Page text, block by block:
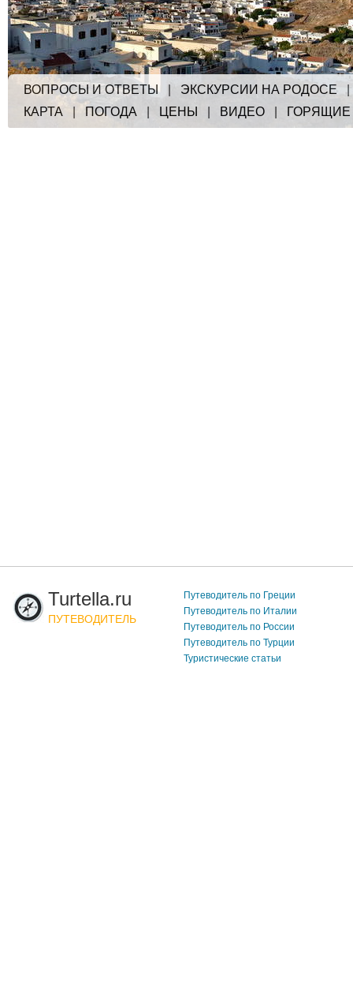
ВОПРОСЫ И ОТВЕТЫ| ЭКСКУРСИИ НА РОДОСЕ
КАРТА
ПОГОДА ЦЕНЫ ВИДЕО ГОРЯЩИЕ
Turtella.ru
ПУТЕВОДИТЕЛЬ
Путеводитель по Греции
Путеводитель по Италии
Путеводитель по России
Путеводитель по Турции
Туристические статьи